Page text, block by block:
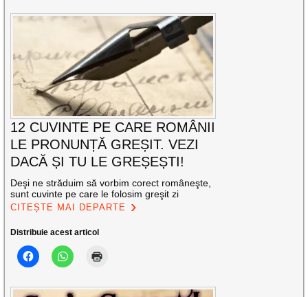
12 CUVINTE PE CARE ROMÂNII
LE PRONUNȚĂ GREȘIT. VEZI
DACĂ ȘI TU LE GREȘEȘTI!
Deşi ne străduim să vorbim corect româneşte,
sunt cuvinte pe care le folosim greşit zi
CITEȘTE MAI DEPARTE
Distribuie acest articol